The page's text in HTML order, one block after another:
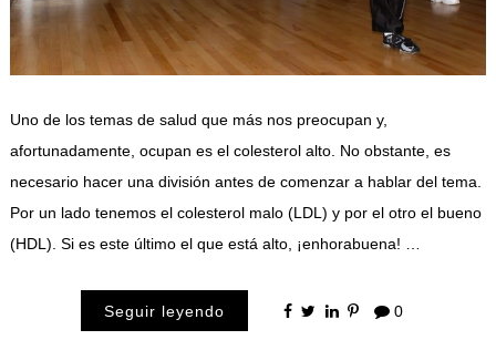
Uno de los temas de salud que más nos preocupan y,
afortunadamente, ocupan es el colesterol alto. No obstante, es
necesario hacer una división antes de comenzar a hablar del tema.
Por un lado tenemos el colesterol malo (LDL) y por el otro el bueno
(HDL). Si es este último el que está alto, ¡enhorabuena! …
Seguir leyendo 0